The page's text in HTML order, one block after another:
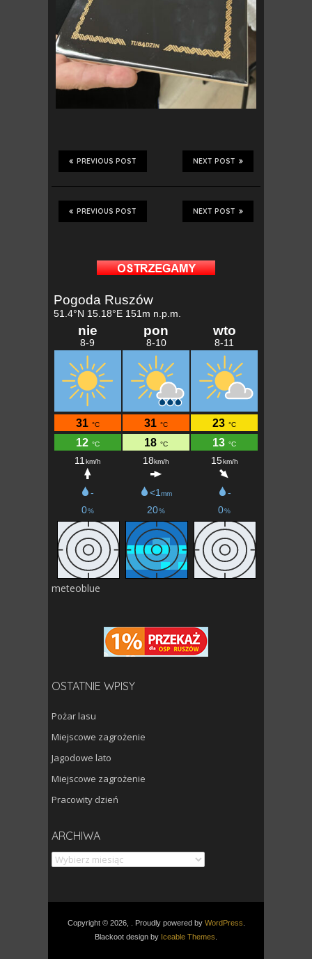
NEXT POST
PREVIOUS POST
NEXT POST
PREVIOUS POST
meteoblue
OSTATNIE WPISY
Pożar lasu
Miejscowe zagrożenie
Jagodowe lato
Miejscowe zagrożenie
Pracowity dzień
ARCHIWA
Archiwa
Copyright © 2026, . Proudly powered by WordPress
Blackoot design by Iceable Themes